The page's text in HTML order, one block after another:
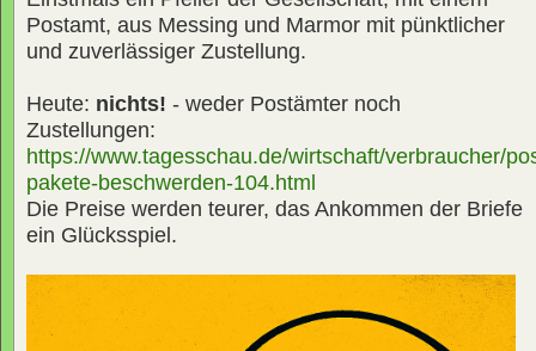
Postamt, aus Messing und Marmor mit pünktlicher
und zuverlässiger Zustellung.
Heute: nichts! - weder Postämter noch
Zustellungen:
https://www.tagesschau.de/wirtschaft/verbraucher/
pakete-beschwerden-104.html
Die Preise werden teurer, das Ankommen der Briefe
ein Glücksspiel.